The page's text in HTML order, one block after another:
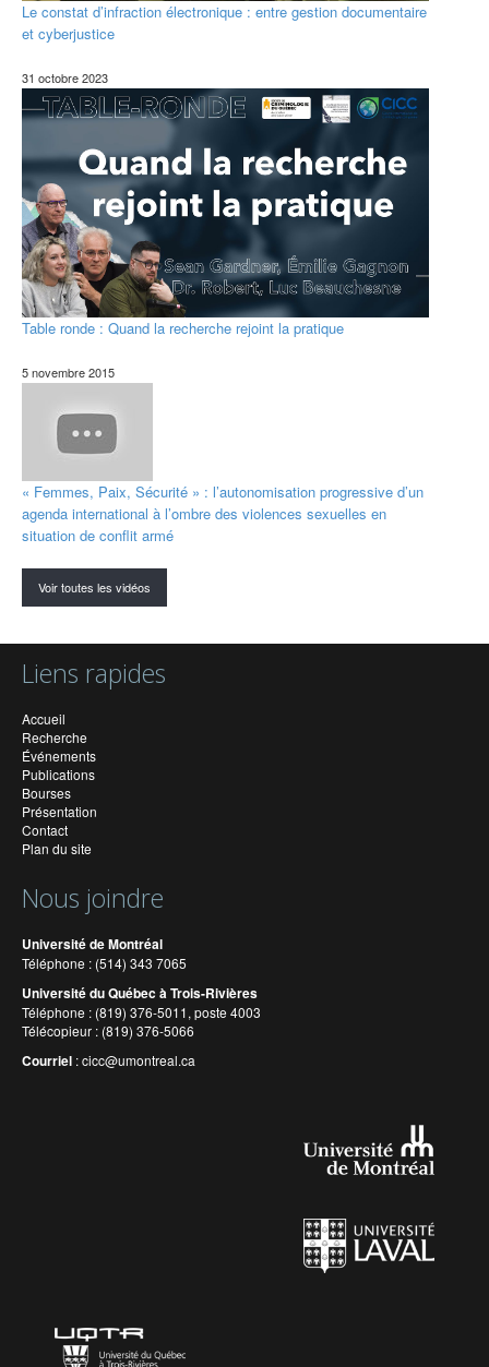
Le constat d’infraction électronique : entre gestion documentaire
et cyberjustice
31 octobre 2023
Table ronde : Quand la recherche rejoint la pratique
5 novembre 2015
« Femmes, Paix, Sécurité » : l’autonomisation progressive d’un
agenda international à l’ombre des violences sexuelles en
situation de conflit armé
Voir toutes les vidéos
Liens rapides
Accueil
Recherche
Événements
Publications
Bourses
Présentation
Contact
Plan du site
Nous joindre
Université de Montréal
Téléphone : (514) 343 7065
Université du Québec à Trois-Rivières
Téléphone : (819) 376-5011, poste 4003
Télécopieur : (819) 376-5066
Courriel :cicc@umontreal.ca